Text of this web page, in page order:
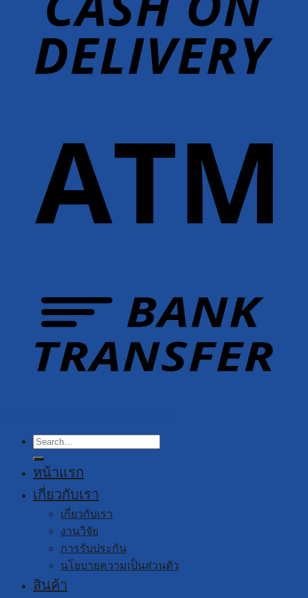
Search
for:
หน้าแรก
เกี่ยวกับเรา
เกี่ยวกับเรา
งานวิจัย
การรับประกัน
นโยบายความเป็นส่วนตัว
สินค้า